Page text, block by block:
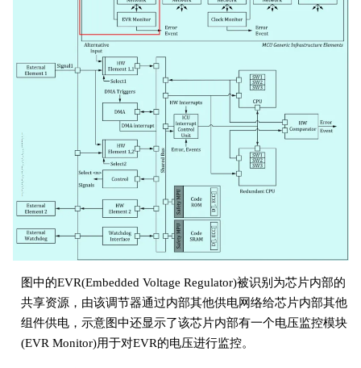
图中的EVR(Embedded Voltage Regulator)被识别为芯片内部的
共享资源，由该调节器通过内部其他供电网络给芯片内部其他
组件供电，示意图中还显示了该芯片内部有一个电压监控模块
(EVR Monitor)用于对EVR的电压进行监控。